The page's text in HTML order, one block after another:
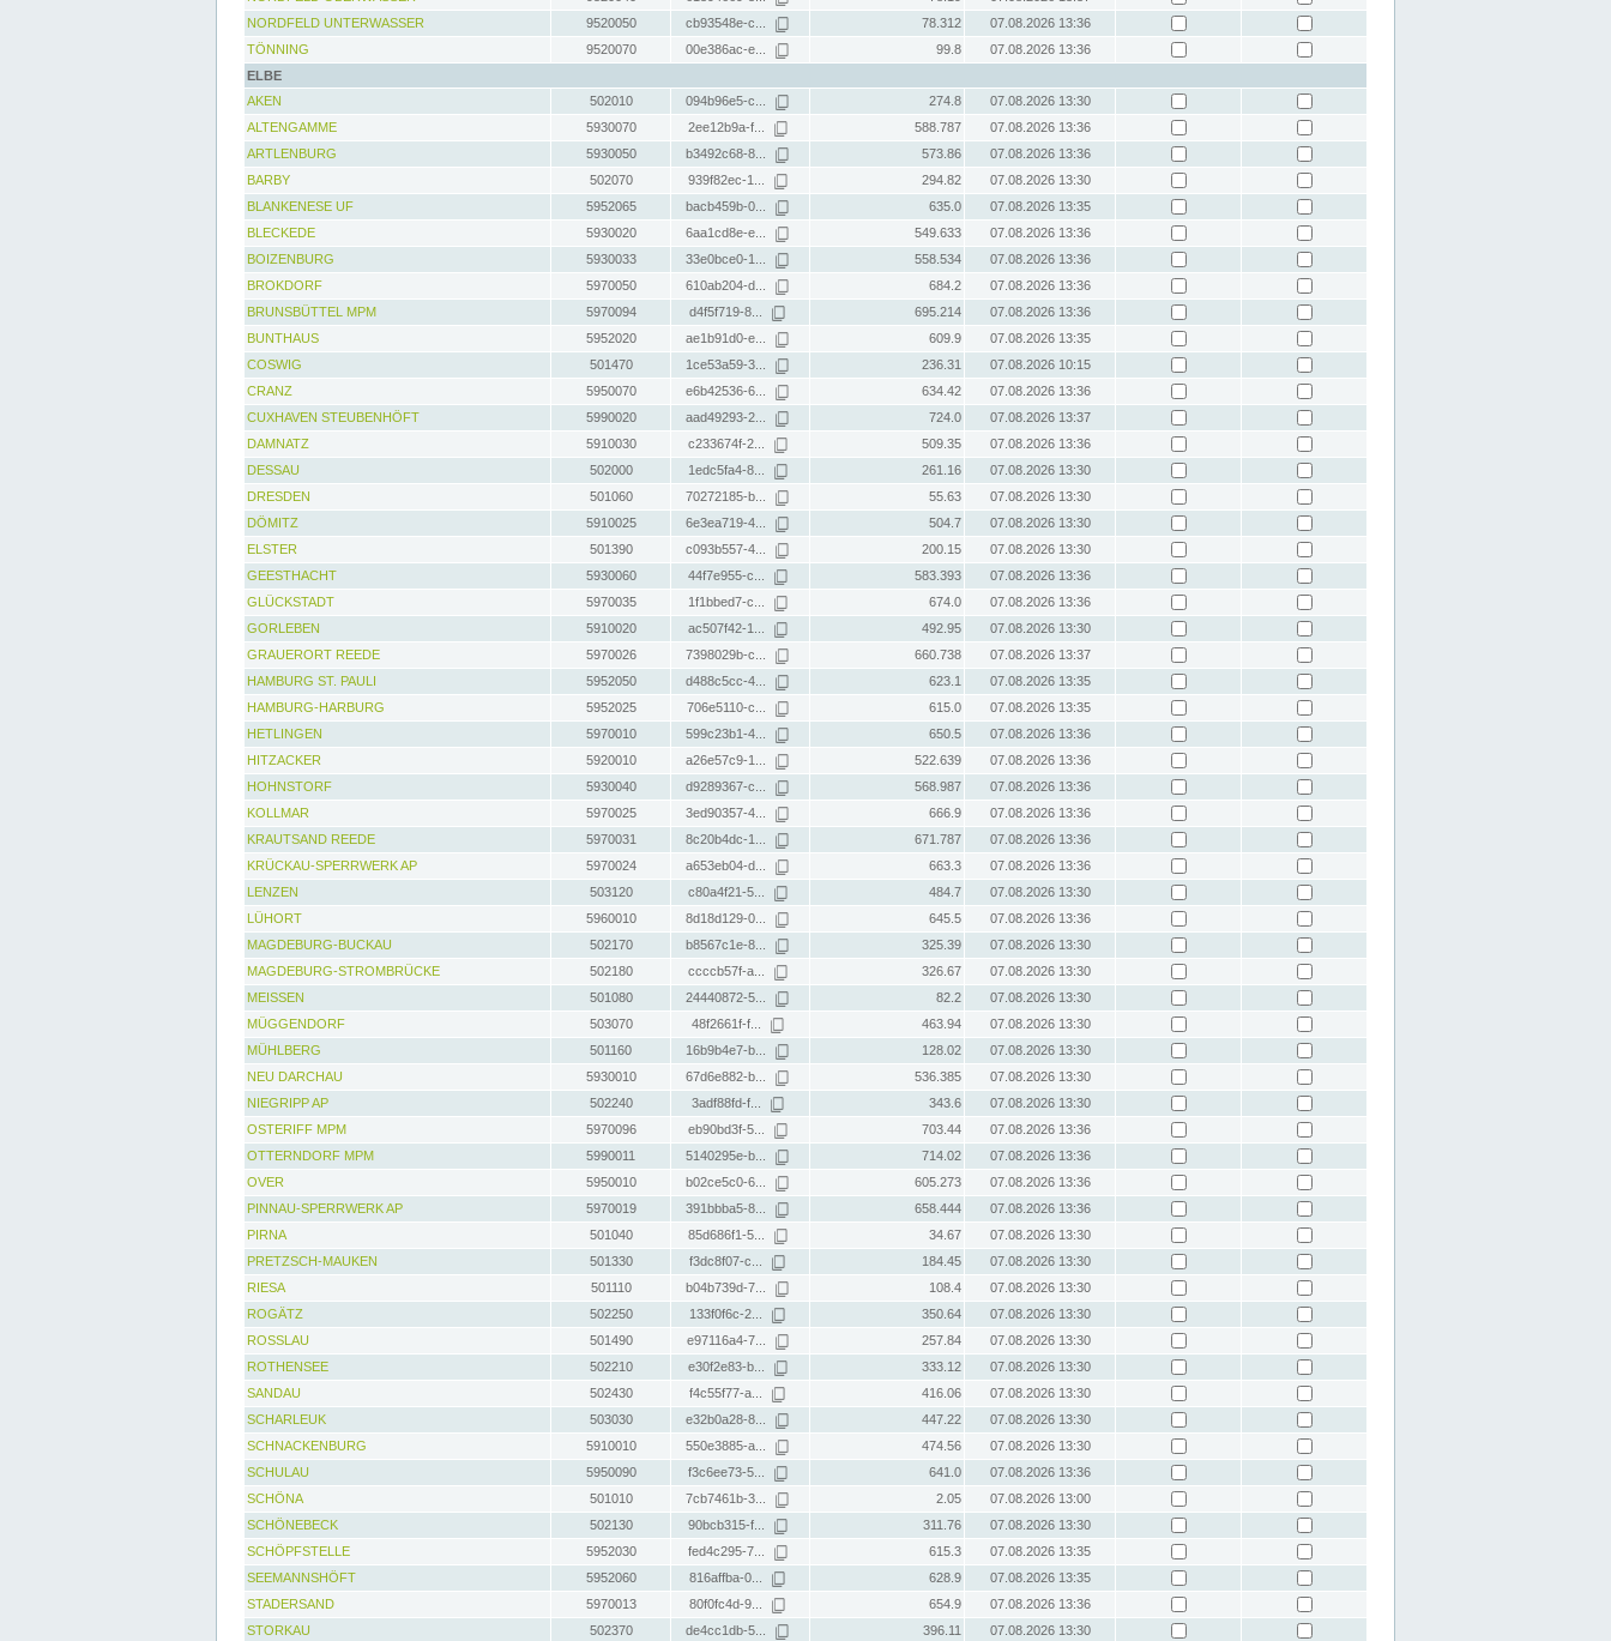
NORDFELD UNTERWASSER
9520050 cb93548e-c... 78.312
07.08.2026 13:36
TÖNNING
9520070 00e386ac-e... 99.8
07.08.2026 13:36
ELBE
AKEN
502010 094b96e5-c... 274.8
07.08.2026 13:30
ALTENGAMME
5930070 2ee12b9a-f... 588.787
07.08.2026 13:36
ARTLENBURG
5930050 b3492c68-8... 573.86
07.08.2026 13:36
BARBY
502070 939f82ec-1... 294.82
07.08.2026 13:30
BLANKENESE UF
5952065 bacb459b-0... 635.0
07.08.2026 13:35
BLECKEDE
5930020 6aa1cd8e-e... 549.633
07.08.2026 13:36
BOIZENBURG
5930033 33e0bce0-1... 558.534
07.08.2026 13:36
BROKDORF
5970050 610ab204-d... 684.2
07.08.2026 13:36
BRUNSBÜTTEL MPM
5970094 d4f5f719-8... 695.214
07.08.2026 13:36
BUNTHAUS
5952020 ae1b91d0-e... 609.9
07.08.2026 13:35
COSWIG
501470 1ce53a59-3... 236.31
07.08.2026 10:15
CRANZ
5950070 e6b42536-6... 634.42
07.08.2026 13:36
CUXHAVEN STEUBENHÖFT
5990020 aad49293-2... 724.0
07.08.2026 13:37
DAMNATZ
5910030 c233674f-2... 509.35
07.08.2026 13:36
DESSAU
502000 1edc5fa4-8... 261.16
07.08.2026 13:30
DRESDEN
501060 70272185-b... 55.63
07.08.2026 13:30
DÖMITZ
5910025 6e3ea719-4... 504.7
07.08.2026 13:30
ELSTER
501390 c093b557-4... 200.15
07.08.2026 13:30
GEESTHACHT
5930060 44f7e955-c... 583.393
07.08.2026 13:36
GLÜCKSTADT
5970035 1f1bbed7-c... 674.0
07.08.2026 13:36
GORLEBEN
5910020 ac507f42-1... 492.95
07.08.2026 13:30
GRAUERORT REEDE
5970026 7398029b-c... 660.738
07.08.2026 13:37
HAMBURG ST. PAULI
5952050 d488c5cc-4... 623.1
07.08.2026 13:35
HAMBURG-HARBURG
5952025 706e5110-c... 615.0
07.08.2026 13:35
HETLINGEN
5970010 599c23b1-4... 650.5
07.08.2026 13:36
HITZACKER
5920010 a26e57c9-1... 522.639
07.08.2026 13:36
HOHNSTORF
5930040 d9289367-c... 568.987
07.08.2026 13:36
KOLLMAR
5970025 3ed90357-4... 666.9
07.08.2026 13:36
KRAUTSAND REEDE
5970031 8c20b4dc-1... 671.787
07.08.2026 13:36
KRÜCKAU-SPERRWERK AP
5970024 a653eb04-d... 663.3
07.08.2026 13:36
LENZEN
503120 c80a4f21-5... 484.7
07.08.2026 13:30
LÜHORT
5960010 8d18d129-0... 645.5
07.08.2026 13:36
MAGDEBURG-BUCKAU
502170 b8567c1e-8... 325.39
07.08.2026 13:30
MAGDEBURG-STROMBRÜCKE
502180 ccccb57f-a... 326.67
07.08.2026 13:30
MEISSEN
501080 24440872-5... 82.2
07.08.2026 13:30
MÜGGENDORF
503070 48f2661f-f... 463.94
07.08.2026 13:30
MÜHLBERG
501160 16b9b4e7-b... 128.02
07.08.2026 13:30
NEU DARCHAU
5930010 67d6e882-b... 536.385
07.08.2026 13:30
NIEGRIPP AP
502240 3adf88fd-f... 343.6
07.08.2026 13:30
OSTERIFF MPM
5970096 eb90bd3f-5... 703.44
07.08.2026 13:36
OTTERNDORF MPM
5990011 5140295e-b... 714.02
07.08.2026 13:36
OVER
5950010 b02ce5c0-6... 605.273
07.08.2026 13:36
PINNAU-SPERRWERK AP
5970019 391bbba5-8... 658.444
07.08.2026 13:36
PIRNA
501040 85d686f1-5... 34.67
07.08.2026 13:30
PRETZSCH-MAUKEN
501330 f3dc8f07-c... 184.45
07.08.2026 13:30
RIESA
501110 b04b739d-7... 108.4
07.08.2026 13:30
ROGÄTZ
502250 133f0f6c-2... 350.64
07.08.2026 13:30
ROSSLAU
501490 e97116a4-7... 257.84
07.08.2026 13:30
ROTHENSEE
502210 e30f2e83-b... 333.12
07.08.2026 13:30
SANDAU
502430 f4c55f77-a... 416.06
07.08.2026 13:30
SCHARLEUK
503030 e32b0a28-8... 447.22
07.08.2026 13:30
SCHNACKENBURG
5910010 550e3885-a... 474.56
07.08.2026 13:30
SCHULAU
5950090 f3c6ee73-5... 641.0
07.08.2026 13:36
SCHÖNA
501010 7cb7461b-3... 2.05
07.08.2026 13:00
SCHÖNEBECK
502130 90bcb315-f... 311.76
07.08.2026 13:30
SCHÖPFSTELLE
5952030 fed4c295-7... 615.3
07.08.2026 13:35
SEEMANNSHÖFT
5952060 816affba-0... 628.9
07.08.2026 13:35
STADERSAND
5970013 80f0fc4d-9... 654.9
07.08.2026 13:36
STORKAU
502370 de4cc1db-5... 396.11 07.08.2026 13:30